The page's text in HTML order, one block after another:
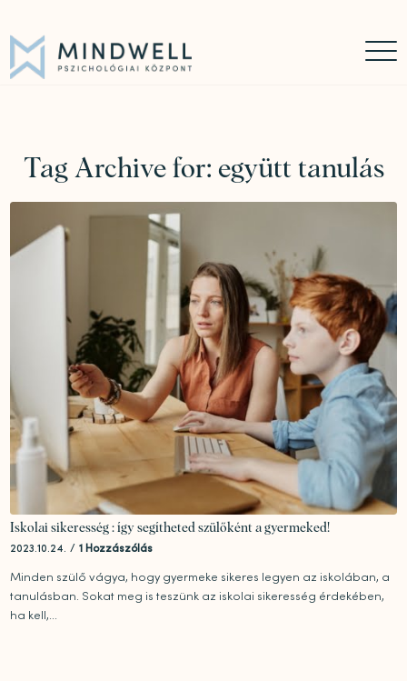
Tag Archive for: együtt tanulás
Iskolai sikeresség : így segítheted szülőként a gyermeked!
2023.10.24. / 1 Hozzászólás
Minden szülő vágya, hogy gyermeke sikeres legyen az iskolában, a
tanulásban. Sokat meg is teszünk az iskolai sikeresség érdekében,
ha kell,...